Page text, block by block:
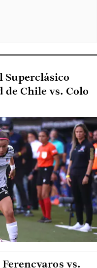
Superclásico
de Chile vs. Colo
vs.